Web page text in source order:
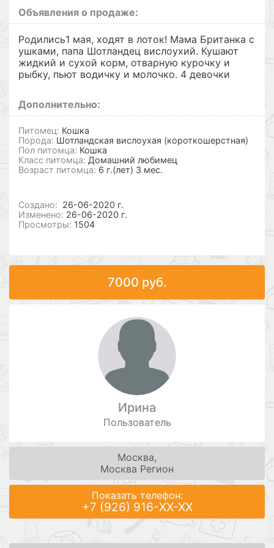
Объявления о продаже:
Родились1 мая, ходят в лоток! Мама Британка с
ушками, папа Шотландец вислоухий. Кушают
жидкий и сухой корм, отварную курочку и
рыбку, пьют водичку и молочко. 4 девочки
Дополнительно:
Питомец: Кошка
Порода: Шотландская вислоухая (короткошерстная)
Пол питомца: Кошка
Класс питомца: Домашний любимец
Возраст питомца: 6 г.(лет) 3 мес.
Cоздано: 26-06-2020 г.
Изменено: 26-06-2020 г.
Просмотры: 1504
7000 руб.
Ирина
Пользователь
Москва,
Москва Регион
Показать телефон:
+7 (926) 916-XX-XX